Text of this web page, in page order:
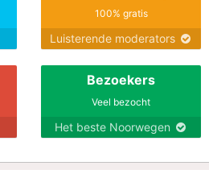
100% gratis
Luisterende moderators
Bezoekers
Veel bezocht
Het beste Noorwegen